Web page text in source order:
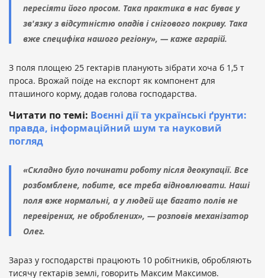
пересіяти його просом. Така практика в нас буває у
зв'язку з відсутністю опадів і снігового покриву. Така
вже специфіка нашого регіону», — каже аграрій.
З поля площею 25 гектарів планують зібрати хоча б 1,5 т
проса. Врожай поїде на експорт як компонент для
пташиного корму, додав голова господарства.
Читати по темі: Воєнні дії та українські ґрунти:
правда, інформаційний шум та науковий
погляд
«Складно було починати роботу після деокупації. Все
розбомблене, побите, все треба відновлювати. Наші
поля вже нормальні, а у людей ще багато полів не
перевірених, не оброблених», — розповів механізатор
Олег.
Зараз у господарстві працюють 10 робітників, обробляють
тисячу гектарів землі, говорить Максим Максимов.